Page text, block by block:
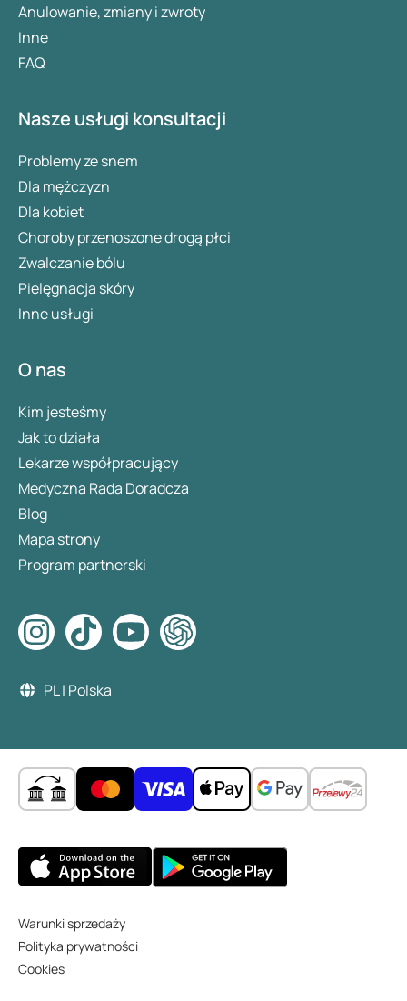
Anulowanie, zmiany i zwroty
Inne
FAQ
Nasze usługi konsultacji
Problemy ze snem
Dla mężczyzn
Dla kobiet
Choroby przenoszone drogą płci
Zwalczanie bólu
Pielęgnacja skóry
Inne usługi
O nas
Kim jesteśmy
Jak to działa
Lekarze współpracujący
Medyczna Rada Doradcza
Blog
Mapa strony
Program partnerski
PL | Polska
Warunki sprzedaży
Polityka prywatności
Cookies